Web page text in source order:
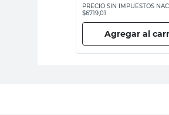
PRECIO SIN IMPUESTOS
$6719,01
Agregar al